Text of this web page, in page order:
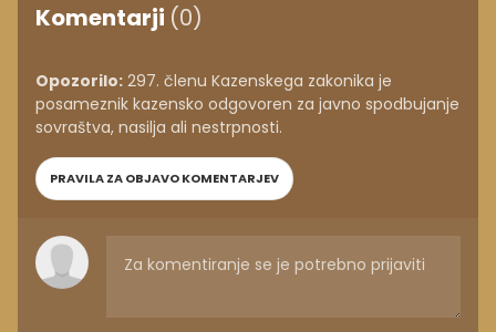
Komentarji (0)
Opozorilo: 297. členu Kazenskega zakonika je
posameznik kazensko odgovoren za javno spodbujanje
sovraštva, nasilja ali nestrpnosti.
PRAVILA ZA OBJAVO KOMENTARJEV